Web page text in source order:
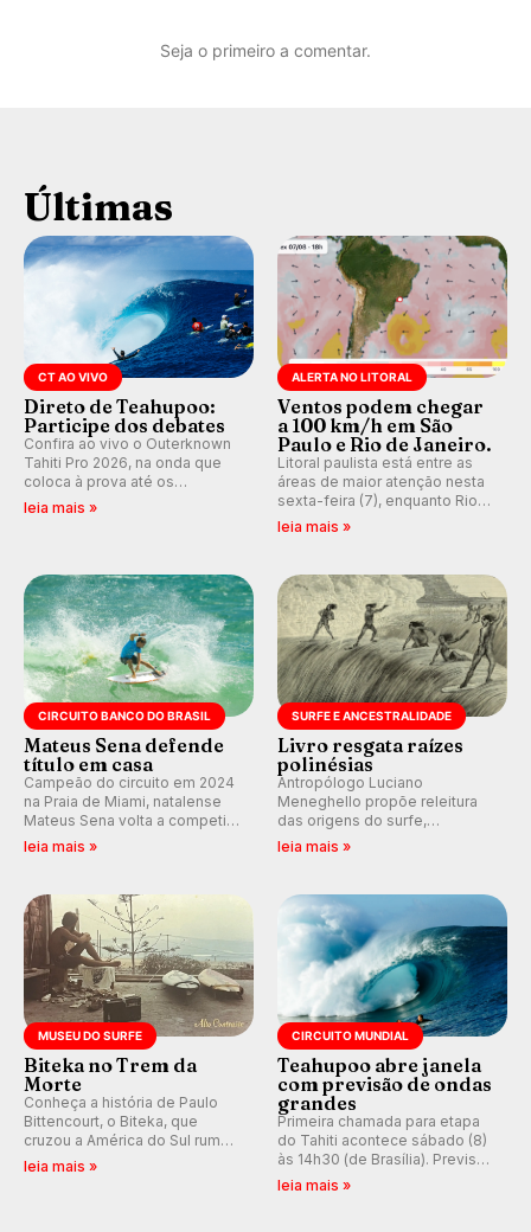
Seja o primeiro a comentar.
Últimas
CT AO VIVO
Direto de Teahupoo:
Participe dos debates
Confira ao vivo o Outerknown
Tahiti Pro 2026, na onda que
coloca à prova até os
melhores surfistas do mundo.
leia mais »
ALERTA NO LITORAL
Ventos podem chegar
a 100 km/h em São
Paulo e Rio de Janeiro.
Litoral paulista está entre as
áreas de maior atenção nesta
sexta-feira (7), enquanto Rio
de Janeiro também recebe
km/h em Itanhaém.
leia mais »
CIRCUITO BANCO DO BRASIL
Mateus Sena defende
título em casa
Campeão do circuito em 2024
na Praia de Miami, natalense
Mateus Sena volta a competir
em casa em busca de manter a
leia mais »
SURFE E ANCESTRALIDADE
Livro resgata raízes
polinésias
Antropólogo Luciano
Meneghello propõe releitura
das origens do surfe,
resgatando a cultura polinésia
prática em esporte e indústria.
leia mais »
MUSEU DO SURFE
Biteka no Trem da
Morte
Conheça a história de Paulo
Bittencourt, o Biteka, que
cruzou a América do Sul rumo
ao Pacífico em uma jornada
leia mais »
CIRCUITO MUNDIAL
Teahupoo abre janela
com previsão de ondas
grandes
Primeira chamada para etapa
do Tahiti acontece sábado (8)
às 14h30 (de Brasília). Previsão
indica swell consistente.
leia mais »